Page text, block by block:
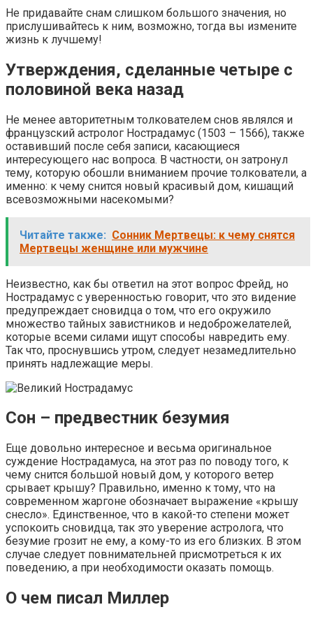
Не придавайте снам слишком большого значения, но
прислушивайтесь к ним, возможно, тогда вы измените
жизнь к лучшему!
Утверждения, сделанные четыре с
половиной века назад
Не менее авторитетным толкователем снов являлся и
французский астролог Нострадамус (1503 – 1566), также
оставивший после себя записи, касающиеся
интересующего нас вопроса. В частности, он затронул
тему, которую обошли вниманием прочие толкователи, а
именно: к чему снится новый красивый дом, кишащий
всевозможными насекомыми?
Читайте также: Сонник Мертвецы: к чему снятся
Мертвецы женщине или мужчине
Неизвестно, как бы ответил на этот вопрос Фрейд, но
Нострадамус с уверенностью говорит, что это видение
предупреждает сновидца о том, что его окружило
множество тайных завистников и недоброжелателей,
которые всеми силами ищут способы навредить ему.
Так что, проснувшись утром, следует незамедлительно
принять надлежащие меры.
Сон – предвестник безумия
Еще довольно интересное и весьма оригинальное
суждение Нострадамуса, на этот раз по поводу того, к
чему снится большой новый дом, у которого ветер
срывает крышу? Правильно, именно к тому, что на
современном жаргоне обозначает выражение «крышу
снесло». Единственное, что в какой-то степени может
успокоить сновидца, так это уверение астролога, что
безумие грозит не ему, а кому-то из его близких. В этом
случае следует повнимательней присмотреться к их
поведению, а при необходимости оказать помощь.
О чем писал Миллер